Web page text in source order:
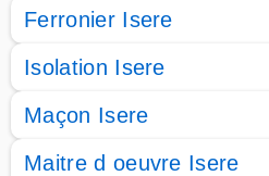
Ferronier Isere
Isolation Isere
Maçon Isere
Maitre d oeuvre Isere